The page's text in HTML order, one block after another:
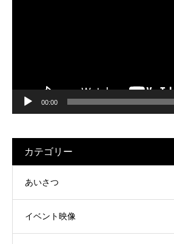
00:00
カテゴリー
あいさつ
イベント映像